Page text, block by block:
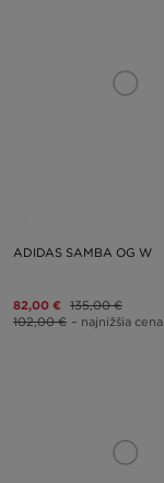
ADIDAS SAMBA OG W
82,00 € 135,00 €
102,00 € – najnižšia cena